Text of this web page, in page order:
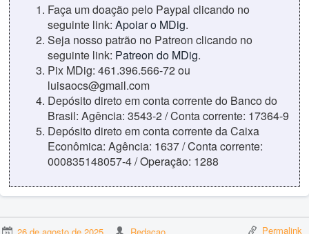
Faça um doação pelo Paypal clicando no
seguinte link: Apoiar o MDig.
Seja nosso patrão no Patreon clicando no
seguinte link: Patreon do MDig.
Pix MDig: 461.396.566-72 ou
luisaocs@gmail.com
Depósito direto em conta corrente do Banco do
Brasil: Agência: 3543-2 / Conta corrente: 17364-9
Depósito direto em conta corrente da Caixa
Econômica: Agência: 1637 / Conta corrente:
000835148057-4 / Operação: 1288
Permalink